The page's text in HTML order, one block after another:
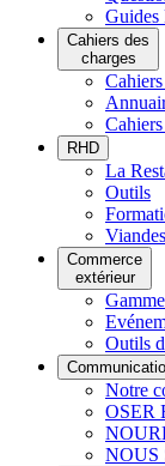
Guides
Cahiers des
charges
RHD
La
Outils
Commerce
extérieur
Outils
Notre
OSER
NOUS